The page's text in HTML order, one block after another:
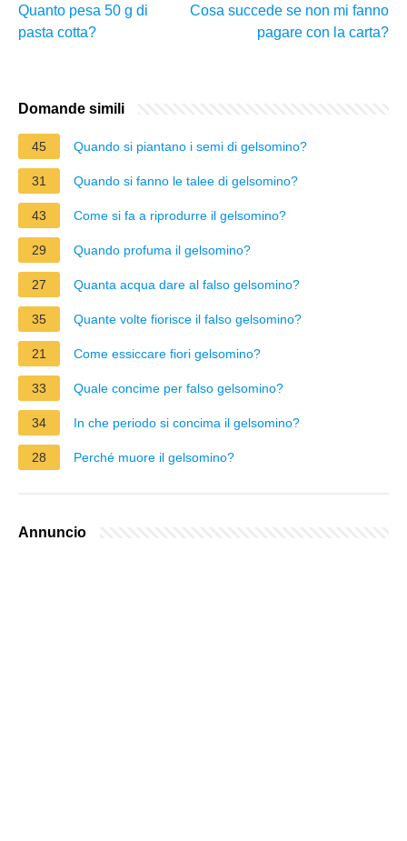
Quanto pesa 50 g di
pasta cotta?
Cosa succede se non mi fanno
pagare con la carta?
Domande simili
45 Quando si piantano i semi di gelsomino?
31 Quando si fanno le talee di gelsomino?
43 Come si fa a riprodurre il gelsomino?
29 Quando profuma il gelsomino?
27 Quanta acqua dare al falso gelsomino?
35 Quante volte fiorisce il falso gelsomino?
21 Come essiccare fiori gelsomino?
33 Quale concime per falso gelsomino?
34 In che periodo si concima il gelsomino?
28 Perché muore il gelsomino?
Annuncio